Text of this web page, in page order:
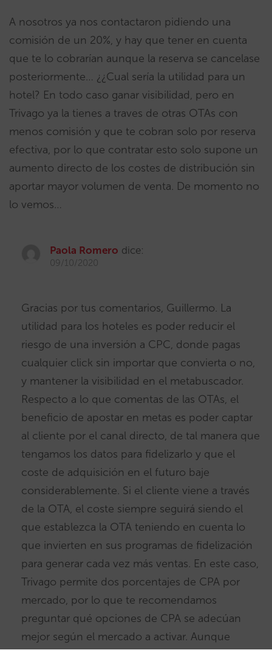
A nosotros ya nos contactaron pidiendo una
comisión de un 20%, y hay que tener en cuenta
que te lo cobrarían aunque la reserva se cancelase
posteriormente… ¿¿Cual sería la utilidad para un
hotel? En todo caso ganar visibilidad, pero en
Trivago ya la tienes a traves de otras OTAs con
menos comisión y que te cobran solo por reserva
efectiva, por lo que contratar esto solo supone un
aumento directo de los costes de distribución sin
aportar mayor volumen de venta. De momento no
lo vemos…
Paola Romero dice:
09/10/2020
Gracias por tus comentarios, Guillermo. La
utilidad para los hoteles es poder reducir el
riesgo de una inversión a CPC, donde pagas
cualquier click sin importar que convierta o no,
y mantener la visibilidad en el metabuscador.
Respecto a lo que comentas de las OTAs, el
beneficio de apostar en metas es poder captar
al cliente por el canal directo, de tal manera que
tengamos los datos para fidelizarlo y que el
coste de adquisición en el futuro baje
considerablemente. Si el cliente viene a través
de la OTA, el coste siempre seguirá siendo el
que establezca la OTA teniendo en cuenta lo
que invierten en sus programas de fidelización
para generar cada vez más ventas. En este caso,
Trivago permite dos porcentajes de CPA por
mercado, por lo que te recomendamos
preguntar qué opciones de CPA se adecúan
mejor según el mercado a activar. Aunque